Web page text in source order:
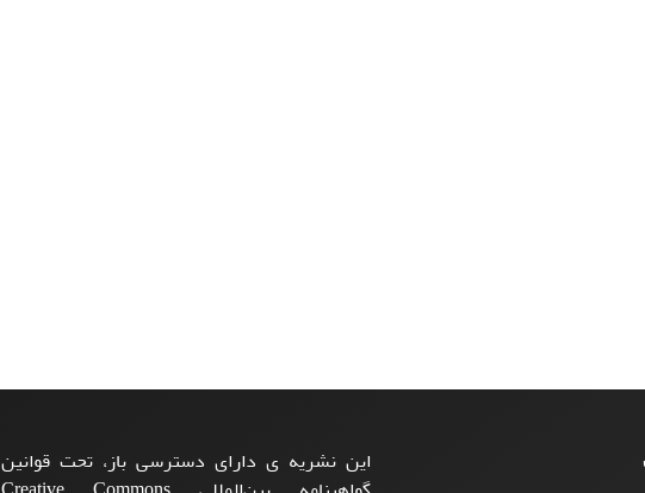
این نشریه ی دارای دسترسی باز، تحت قوانین